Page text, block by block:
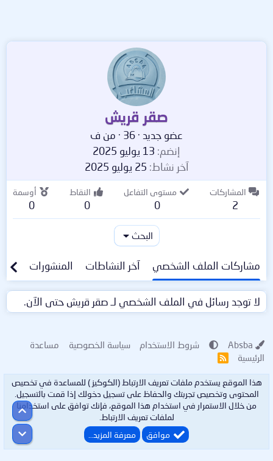
صقر قريش
عضو جديد ·
· من ف
إنضم 13 يوليو 2025
آخر نشاط 25 يوليو 2025
المشاركات
2
مستوى التفاعل
0
النقاط
0
أوسمة
0
البحث
مشاركات الملف الشخصي آخر النشاطات المنشورات
لا توجد رسائل في الملف الشخصي لـ صقر قريش حتى الآن.
شروط الاستخدام سياسة الخصوصية
مساعدة
الرئيسية
R
هذا الموقع يستخدم ملفات تعريف الارتباط (الكوكيز ) للمساعدة في تخصيص
المحتوى وتخصيص تجربتك والحفاظ على تسجيل دخولك إذا قمت بالتسجيل.
من خلال الاستمرار في استخدام هذا الموقع، فإنك توافق على استخدامنا
لملفات تعريف الارتباط.
موافق
معرفة المزيد…
أعلى